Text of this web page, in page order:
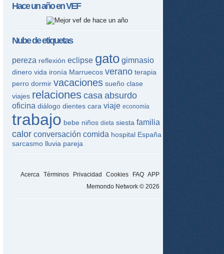
Hace un año enVEF
Nube de etiquetas
pereza reflexión eclipse gato gimnasio
dinero vida ironía Marruecos verano terapia
perro dormir vacaciones sueño clase
viajes relaciones casa absurdo
oficina diálogo dientes cara viaje economía
trabajo bebe niños dieta siesta familia
calor conversación comida hospital España
sarcasmo lluvia pareja
Acerca Términos Privacidad Cookies FAQ APP
Memondo Network © 2026